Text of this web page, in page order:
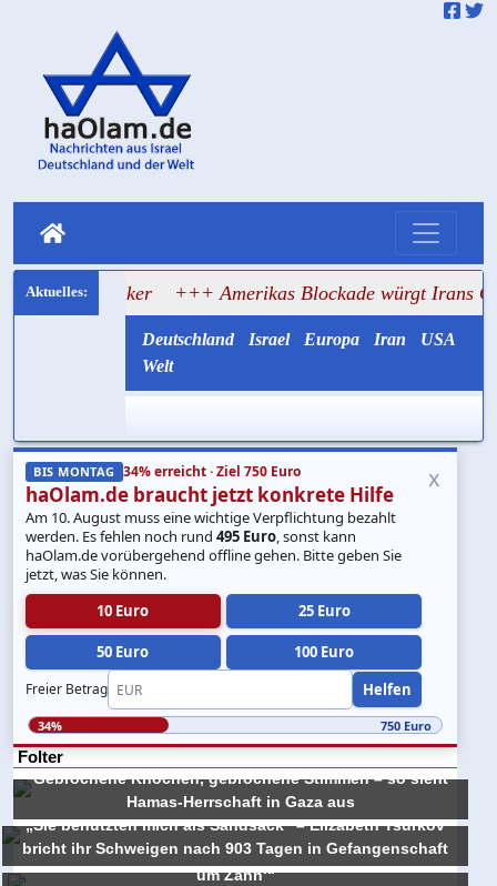
Tanker +++ Amerikas Blockade würgt Irans Ölexport ab
Deutschland Israel Europa Iran
USA
Welt
BIS MONTAG 34% erreicht · Ziel 750 Euro
haOlam.de braucht jetzt konkrete Hilfe
Am 10. August muss eine wichtige Verpflichtung bezahlt
werden. Es fehlen noch rund495 Euro, sonst kann
haOlam.de vorübergehend offline gehen. Bitte geben Sie
jetzt, was Sie können.
10 Euro
25 Euro
50 Euro 100 Euro
Freier Betrag Helfen
x
34% 750 Euro
Folter
Gebrochene Knochen, gebrochene Stimmen – so sieht
Hamas-Herrschaft in Gaza aus
„Sie benutzten mich als Sandsack“ – Elizabeth Tsurkov
bricht ihr Schweigen nach 903 Tagen in Gefangenschaft
„Sie schrieben mir auf den Rücken: ‚Auge um Auge, Zahn
um Zahn‘“
„Sie haben ihn als menschlichen Schild benutzt“ –